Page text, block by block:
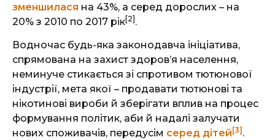
зменшилася на 43%, а серед дорослих – на
20% з 2010 по 2017 рік[2] .
Водночас будь-яка законодавча ініціатива,
спрямована на захист здоров’я населення,
неминуче стикається зі спротивом тютюнової
індустрії, мета якої – продавати тютюнові та
нікотинові вироби й зберігати вплив на процес
формування політик, аби й надалі залучати
нових споживачів, передусім серед дітей [3] .